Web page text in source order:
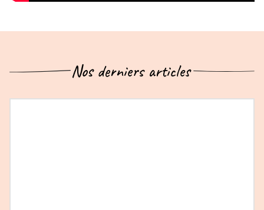
Nos derniers articles